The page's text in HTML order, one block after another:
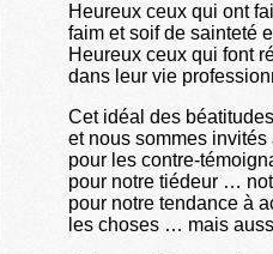
Heureux ceux qui ont
faim et soif de sainteté
Heureux ceux qui font
dans leur vie
Cet idéal des
et nous sommes
pour les contre-
pour notre tiédeur …
pour notre tendance à
les choses … mais